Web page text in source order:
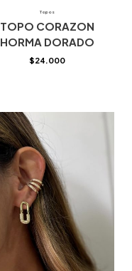
Topos
TOPO CORAZON
HORMA DORADO
$24.000